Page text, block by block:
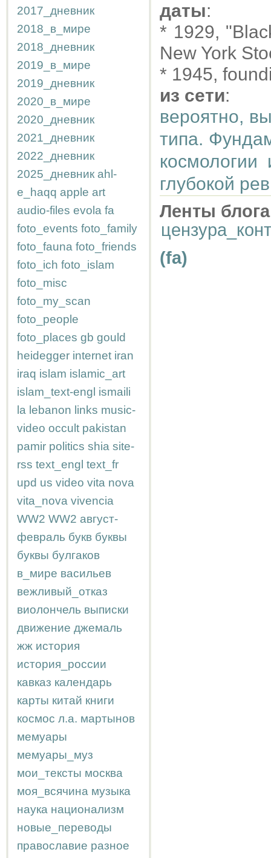
2017_дневник
2018_в_мире
2018_дневник
2019_в_мире
2019_дневник
2020_в_мире
2020_дневник
2021_дневник
2022_дневник
2025_дневник ahl-
e_haqq apple art
audio-files evola fa
foto_events foto_family
foto_fauna foto_friends
foto_ich foto_islam
foto_misc
foto_my_scan
foto_people
foto_places gb gould
heidegger internet iran
iraq islam islamic_art
islam_text-engl ismaili
la lebanon links music-
video occult pakistan
pamir politics shia site-
rss text_engl text_fr
upd us video vita nova
vita_nova vivencia
WW2 WW2 август-
февраль букв буквы
буквы булгаков
в_мире васильев
вежливый_отказ
виолончель выписки
движение джемаль
жж история
история_россии
кавказ календарь
карты китай книги
космос л.а. мартынов
мемуары
мемуары_муз
мои_тексты москва
моя_всячина музыка
наука национализм
новые_переводы
православие разное
даты:
* 1929,
New York
* 1945,
из сети:
вероятно,
типа.
космологии
глубокой
Ленты
(fa)